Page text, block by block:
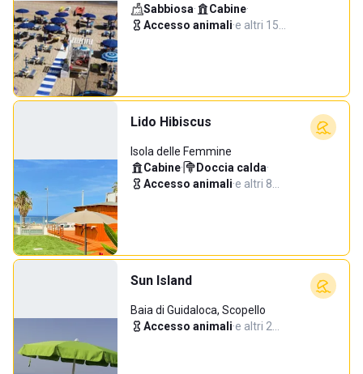
Sabbiosa· Cabine·
Accesso animali·e altri 15…
Lido Hibiscus
Isola delle Femmine
Cabine· Doccia calda·
Accesso animali·e altri 8…
Sun Island
Baia di Guidaloca, Scopello
Accesso animali·e altri 2…